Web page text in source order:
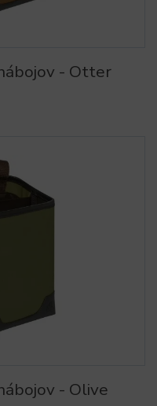
- Otter
- Olive